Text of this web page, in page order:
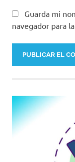
Guarda mi
navegador para